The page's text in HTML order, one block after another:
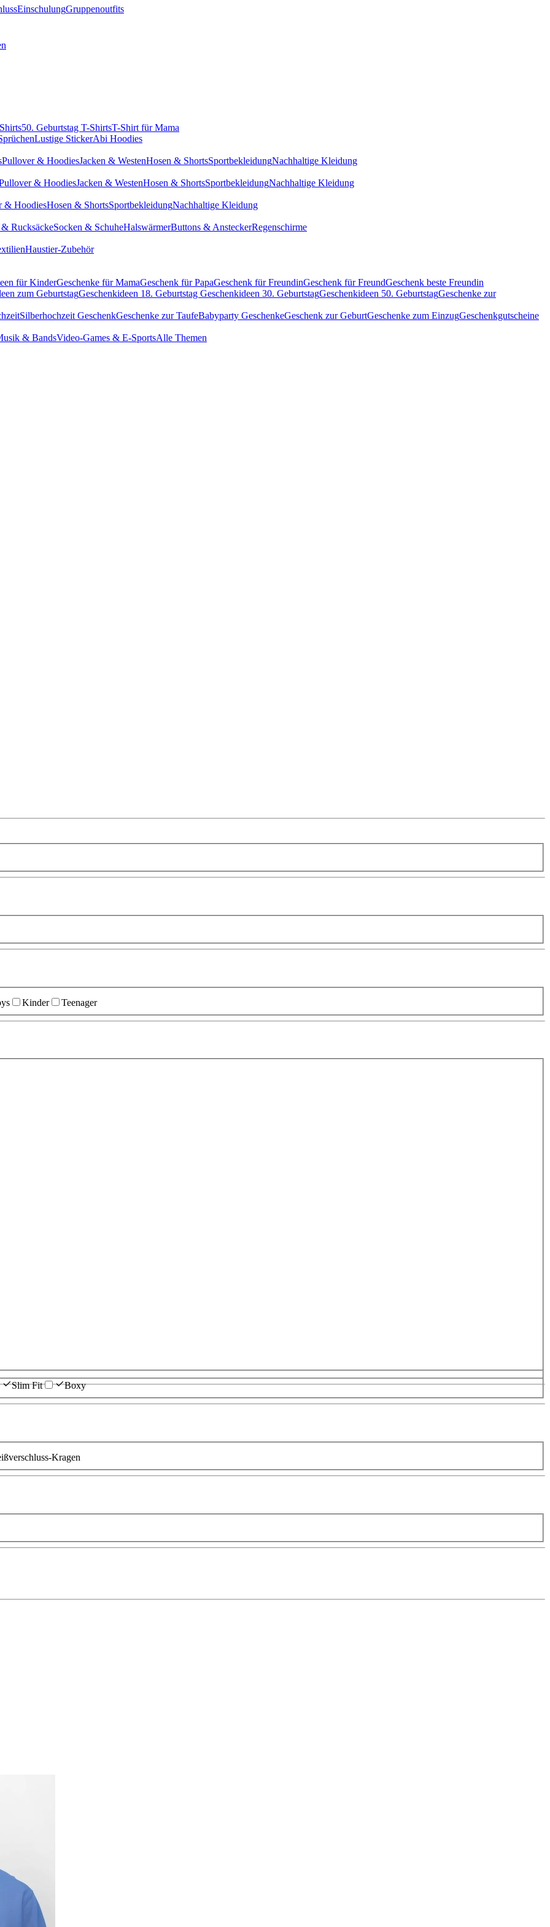
EinschulungGruppenoutfits
50. Geburtstag T-ShirtsT-Shirt für Mama
Lustige StickerAbi Hoodies
Pullover & HoodiesJacken & WestenHosen & ShortsSportbekleidungNachhaltige Kleidung
& HoodiesJacken & WestenHosen & ShortsSportbekleidungNachhaltige Kleidung
& HoodiesHosen & ShortsSportbekleidungNachhaltige Kleidung
& RucksäckeSocken & SchuheHalswärmerButtons & AnsteckerRegenschirme
Haustier-Zubehör
für KinderGeschenke für MamaGeschenk für PapaGeschenk für FreundinGeschenk für FreundGeschenk beste Freundin
zum GeburtstagGeschenkideen 18. Geburtstag Geschenkideen 30. GeburtstagGeschenkideen 50. GeburtstagGeschenke zur
Silberhochzeit GeschenkGeschenke zur TaufeBabyparty GeschenkeGeschenk zur GeburtGeschenke zum EinzugGeschenkgutscheine
& BandsVideo-Games & E-SportsAlle Themen
Kinder Teenager
Slim Fit Boxy
Kragen